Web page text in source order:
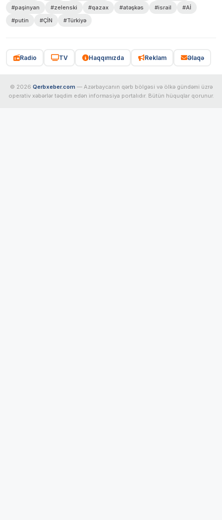
#paşinyan #zelenski #qazax #atəşkəs #israil
#Aİ
#putin
#ÇİN #Türkiyə
Radio TV Haqqımızda Reklam Əlaqə
© 2026 Qerbxeber.com — Azərbaycanın qərb bölgəsi və ölkə gündəmi üzrə
operativ xəbərlər təqdim edən informasiya portalıdır. Bütün hüquqlar qorunur.